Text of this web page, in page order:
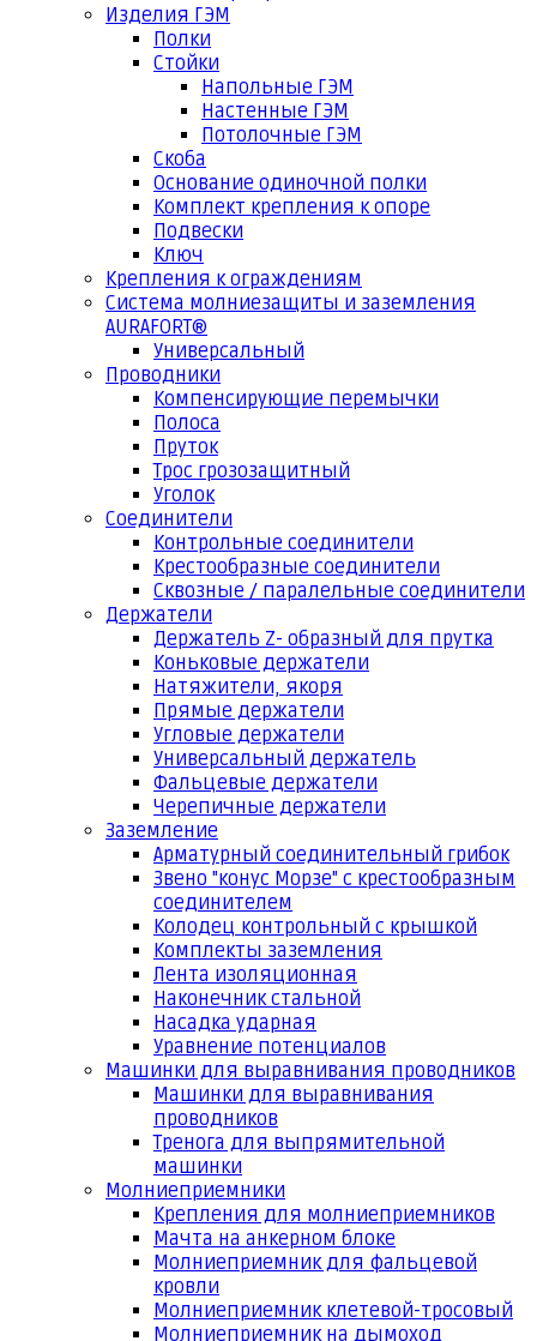
Изделия ГЭМ
Полки
Стойки
Напольные ГЭМ
Настенные ГЭМ
Потолочные ГЭМ
Скоба
Основание одиночной полки
Комплект крепления к опоре
Подвески
Ключ
Крепления к ограждениям
Система молниезащиты и заземления
AURAFORT®
Универсальный
Проводники
Компенсирующие перемычки
Полоса
Пруток
Трос грозозащитный
Уголок
Соединители
Контрольные соединители
Крестообразные соединители
Сквозные / паралельные соединители
Держатели
Держатель Z- образный для прутка
Коньковые держатели
Натяжители, якоря
Прямые держатели
Угловые держатели
Универсальный держатель
Фальцевые держатели
Черепичные держатели
Заземление
Арматурный соединительный грибок
Звено "конус Морзе" с крестообразным
соединителем
Колодец контрольный с крышкой
Комплекты заземления
Лента изоляционная
Наконечник стальной
Насадка ударная
Уравнение потенциалов
Машинки для выравнивания проводников
Машинки для выравнивания
проводников
Тренога для выпрямительной
машинки
Молниеприемники
Крепления для молниеприемников
Мачта на анкерном блоке
Молниеприемник для фальцевой
кровли
Молниеприемник клетевой-тросовый
Молниеприемник на дымоход